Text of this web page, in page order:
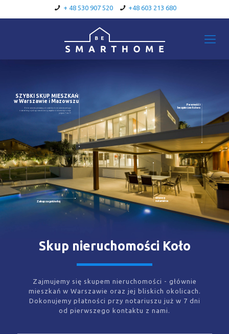
+ 48 530 907 520 +48 603 213 680
SZYBKI SKUP MIESZKAŃ
w Warszawie i Mazowszu
Od momentu pierwszego kontaktu do momentu zakupu
notarialnego jeśli zgromadzone są wszystkie dokumenty to mija
jedynie 7 dni !!!
Zakup za gotówkę
Umowa
notarialna
Pewność i
bezpieczeństwo
Skup nieruchomości Koło
Zajmujemy się skupem nieruchomości - głównie
mieszkań w Warszawie oraz jej bliskich okolicach.
Dokonujemy płatności przy notariuszu już w 7 dni
od pierwszego kontaktu z nami.